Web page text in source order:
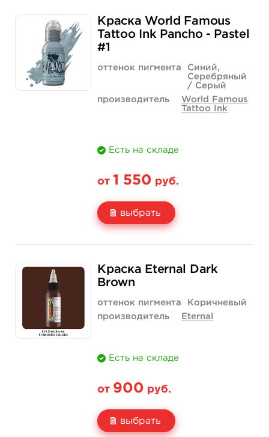
Количество
299 руб. 499 руб.
Краска World Famous
Tattoo Ink Pancho - Pastel
#1
оттенок пигмента
Синий,
Серебряный
/ Серый
производитель
World Famous
Tattoo Ink
Есть на складе
от 1 550 руб.
выбрать
Количество
1 550 руб.
купить купить
Краска Eternal Dark
Brown
оттенок пигмента
Коричневый
производитель
Eternal
Есть на складе
от 900 руб.
выбрать